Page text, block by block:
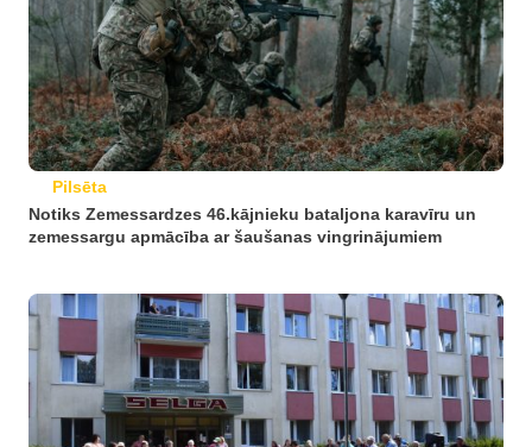
Pilsēta
Notiks Zemessardzes 46.kājnieku bataljona karavīru un
zemessargu apmācība ar šaušanas vingrinājumiem